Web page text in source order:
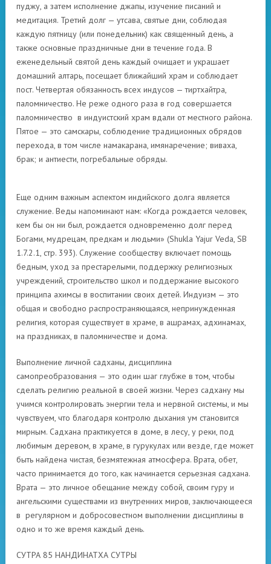
пуджу, а затем исполнение джапы, изучение писаний и
медитация. Третий долг — утсава, святые дни, соблюдая
каждую пятницу (или понедельник) как священный день, а
также основные праздничные дни в течение года. В
еженедельный святой день каждый очищает и украшает
домашний алтарь, посещает ближайший храм и соблюдает
пост. Четвертая обязанность всех индусов — тиртхайтра,
паломничество. Не реже одного раза в год совершается
паломничество в индуистский храм вдали от местного района.
Пятое — это самскары, соблюдение традиционных обрядов
перехода, в том числе намакарана, имянаречение; виваха,
брак; и антиести, погребальные обряды.
Еще одним важным аспектом индийского долга является
служение. Веды напоминают нам: «Когда рождается человек,
кем бы он ни был, рождается одновременно долг перед
Богами, мудрецам, предкам и людьми» (Shukla Yajur Veda, SB
1.7.2.1, стр. 393). Служение сообществу включает помощь
бедным, уход за престарелыми, поддержку религиозных
учреждений, строительство школ и поддержание высокого
принципа ахимсы в воспитании своих детей. Индуизм — это
общая и свободно распространяющаяся, непринужденная
религия, которая существует в храме, в ашрамах, адхинамах,
на праздниках, в паломничестве и дома.
Выполнение личной садханы, дисциплина
самопреобразования — это один шаг глубже в том, чтобы
сделать религию реальной в своей жизни. Через садхану мы
учимся контролировать энергии тела и нервной системы, и мы
чувствуем, что благодаря контролю дыхания ум становится
мирным. Садхана практикуется в доме, в лесу, у реки, под
любимым деревом, в храме, в гурукулах или везде, где может
быть найдена чистая, безмятежная атмосфера. Врата, обет,
часто принимается до того, как начинается серьезная садхана.
Врата — это личное обещание между собой, своим гуру и
ангельскими существами из внутренних миров, заключающееся
в регулярном и добросовестном выполнении дисциплины в
одно и то же время каждый день.
СУТРА 85 НАНДИНАТХА СУТРЫ